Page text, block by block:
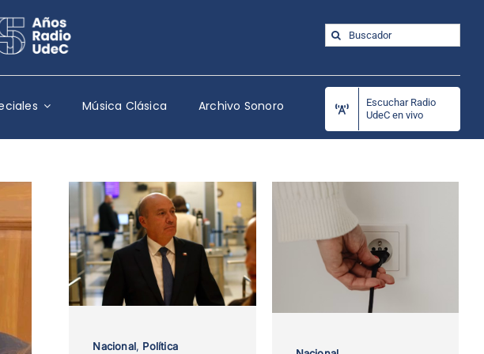
en vivo
Buscar:
Música Clásica Archivo Sonoro
Escuchar Radio
UdeC en vivo
Nacional, Política